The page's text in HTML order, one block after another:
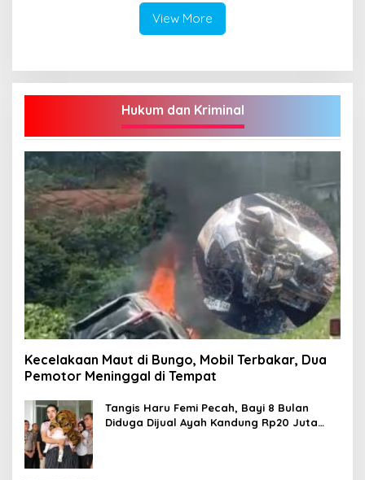
View More
Hukum dan Kriminal
Kecelakaan Maut di Bungo, Mobil Terbakar, Dua
Pemotor Meninggal di Tempat
Tangis Haru Femi Pecah, Bayi 8 Bulan
Diduga Dijual Ayah Kandung Rp20 Juta